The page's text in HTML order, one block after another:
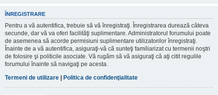
ÎNREGISTRARE
Pentru a vă autentifica, trebuie să vă înregistraţi. Înregistrarea durează câteva
secunde, dar vă va oferi facilităţi suplimentare. Administratorul forumului poate
de asemenea să acorde permisiuni suplimentare utilizatorilor înregistraţi.
Înainte de a vă autentifica, asiguraţi-vă că sunteţi familiarizat cu termenii noştri
de folosire şi politicile asociate. Vă rugăm să vă asiguraţi că aţi citit regulile
forumului înainte să navigaţi pe acesta.
Termeni de utilizare | Politica de confidenţialitate